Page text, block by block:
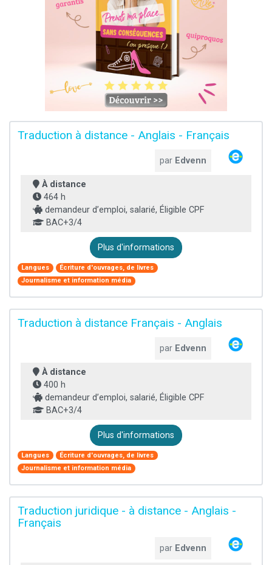
Traduction à distance - Anglais - Français
par Edvenn
À distance
464 h
demandeur d’emploi, salarié, Éligible CPF
BAC+3/4
Plus d'informations
Langues
Écriture d'ouvrages, de livres
Journalisme et information média
Traduction à distance Français - Anglais
par Edvenn
À distance
400 h
demandeur d’emploi, salarié, Éligible CPF
BAC+3/4
Plus d'informations
Langues
Écriture d'ouvrages, de livres
Journalisme et information média
Traduction juridique - à distance - Anglais -
Français
par Edvenn